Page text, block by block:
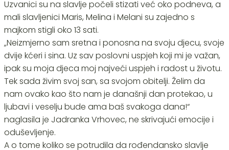
Uzvanici su na slavlje počeli stizati već oko podneva, a
mali slavljenici Maris, Melina i Melani su zajedno s
majkom stigli oko 13 sati.
„Neizmjerno sam sretna i ponosna na svoju djecu, svoje
dvije kćeri i sina. Uz sav poslovni uspjeh koji mi je važan,
ipak su moja djeca moj najveći uspjeh i radost u životu.
Tek sada živim svoj san, sa svojom obitelji. Želim da
nam ovako kao što nam je današnji dan protekao, u
ljubavi i veselju bude ama baš svakoga dana!“
naglasila je Jadranka Vrhovec, ne skrivajući emocije i
oduševljenje.
A o tome koliko se potrudila da rođendansko slavlje